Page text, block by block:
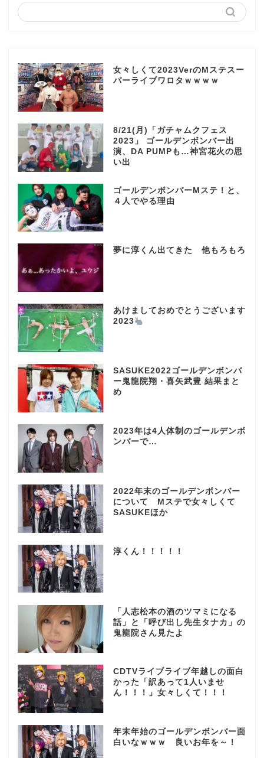
女々しくて2023VerのMステスー
パーライブワロタｗｗｗｗ
8/21(月)「ガチャムクフェス
2023」 ゴールデンボンバー出
演、DA PUMPも…神宮花火の思
い出
ゴールデンボンバーMステ！と、
４人でやる理由
夢に淳くん出てきた 他もろもろ
あけましておめでとうございます
2023
SASUKE2022ゴールデンボンバ
ー鬼龍院翔・喜矢武豊 結果まと
め
2023年は4人体制のゴールデンボ
ンバーで…
2022年末のゴールデンボンバー
について Mステで女々しくて
SASUKEほか
淳くん！！！！！
「人志松本の酒のツマミになる
話」と「呼び出し先生タナカ」の
鬼龍院さん見たよ
CDTVライブライブ年越しの面白
かった「訳あって1人いませ
ん！！！」女々しくて！！！
年末年始のゴールデンボンバー面
白いなｗｗｗ 良いお年を～！